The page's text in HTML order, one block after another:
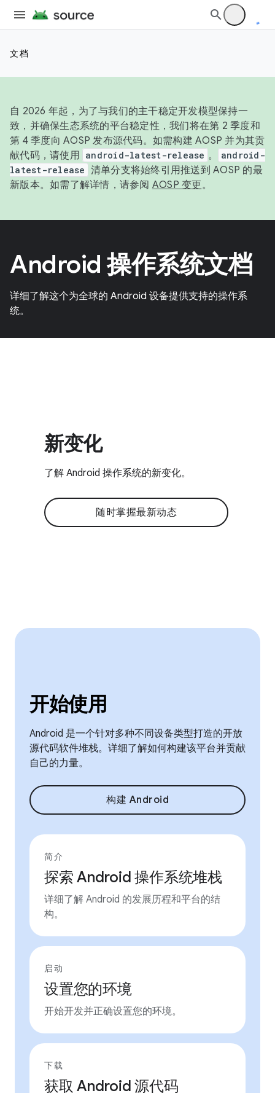
文档
自 2026 年起，为了与我们的主干稳定开发模型保持一
致，并确保生态系统的平台稳定性，我们将在第 2 季度和
第 4 季度向 AOSP 发布源代码。如需构建 AOSP 并为其贡
献代码，请使用 android-latest-release 。
android-
latest-release 清单分支将始终引用推送到 AOSP 的最
新版本。如需了解详情，请参阅 AOSP 变更。
Android 操作系统文档
详细了解这个为全球的 Android 设备提供支持的操作系
统。
新变化
了解 Android 操作系统的新变化。
随时掌握最新动态
开始使用
Android 是一个针对多种不同设备类型打造的开放
源代码软件堆栈。详细了解如何构建该平台并贡献
自己的力量。
构建 Android
简介
探索 Android 操作系统堆栈
详细了解 Android 的发展历程和平台的结
构。
启动
设置您的环境
开始开发并正确设置您的环境。
下载
获取 Android 源代码